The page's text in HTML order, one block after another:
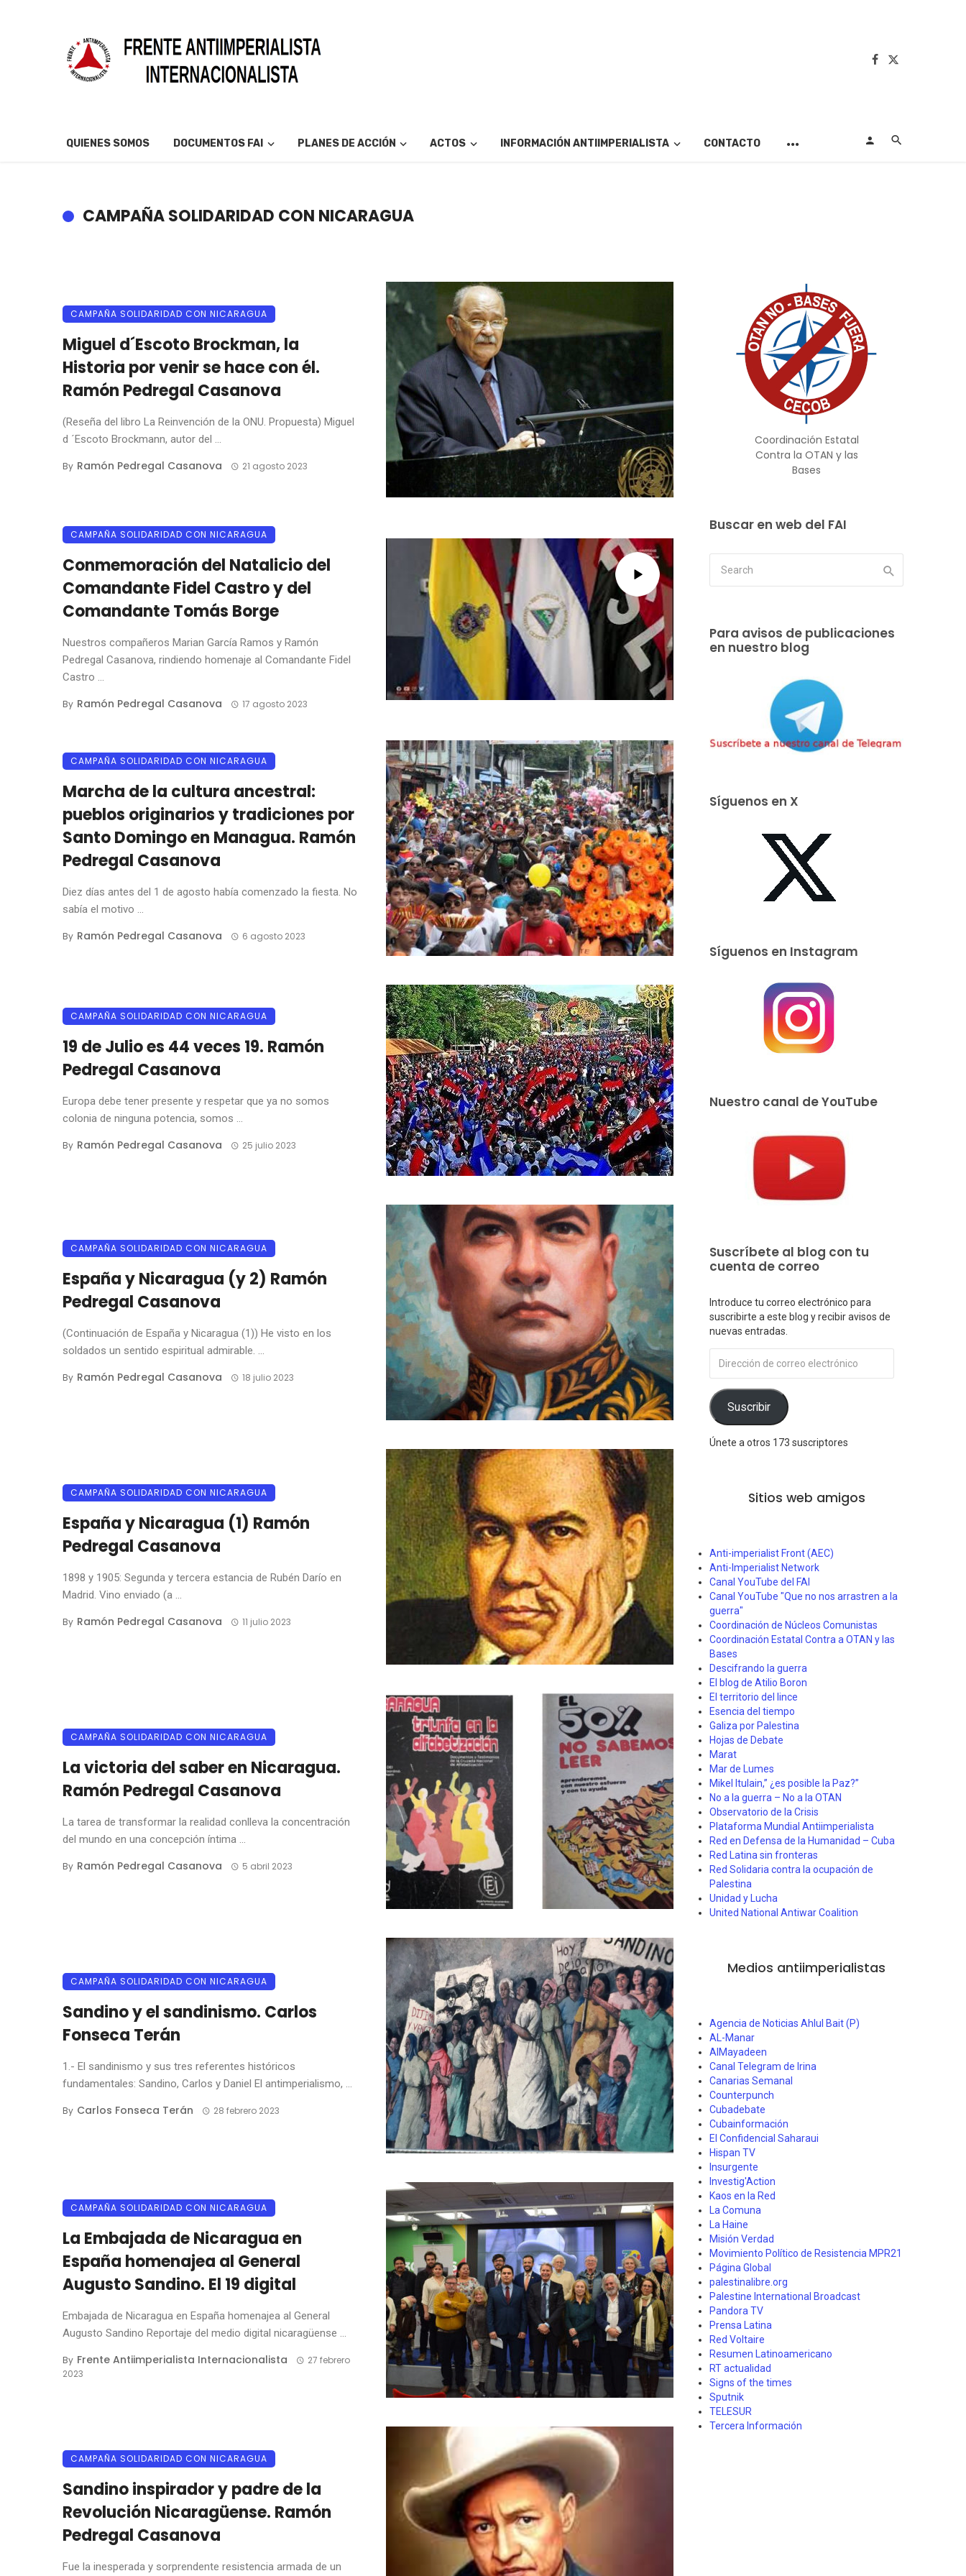
QUIENES SOMOS DOCUMENTOS FAI PLANES DE ACCIÓN ACTOS INFORMACIÓN ANTIIMPERIALISTA CONTACTO
CAMPAÑA SOLIDARIDAD CON NICARAGUA
CAMPAÑA SOLIDARIDAD CON NICARAGUA
Miguel d´Escoto Brockman, la
Historia por venir se hace con él.
Ramón Pedregal Casanova
(Reseña del libro La Reinvención de la ONU. Propuesta) Miguel
d ´Escoto Brockmann, autor del ...
By Ramón Pedregal Casanova 21 agosto 2023
CAMPAÑA SOLIDARIDAD CON NICARAGUA
Conmemoración del Natalicio del
Comandante Fidel Castro y del
Comandante Tomás Borge
Nuestros compañeros Marian García Ramos y Ramón
Pedregal Casanova, rindiendo homenaje al Comandante Fidel
Castro ...
By Ramón Pedregal Casanova 17 agosto 2023
CAMPAÑA SOLIDARIDAD CON NICARAGUA
Marcha de la cultura ancestral:
pueblos originarios y tradiciones por
Santo Domingo en Managua. Ramón
Pedregal Casanova
Diez días antes del 1 de agosto había comenzado la fiesta. No
sabía el motivo ...
By Ramón Pedregal Casanova 6 agosto 2023
CAMPAÑA SOLIDARIDAD CON NICARAGUA
19 de Julio es 44 veces 19. Ramón
Pedregal Casanova
Europa debe tener presente y respetar que ya no somos
colonia de ninguna potencia, somos ...
By Ramón Pedregal Casanova 25 julio 2023
CAMPAÑA SOLIDARIDAD CON NICARAGUA
España y Nicaragua (y 2) Ramón
Pedregal Casanova
(Continuación de España y Nicaragua (1)) He visto en los
soldados un sentido espiritual admirable. ...
By Ramón Pedregal Casanova 18 julio 2023
CAMPAÑA SOLIDARIDAD CON NICARAGUA
España y Nicaragua (1) Ramón
Pedregal Casanova
1898 y 1905: Segunda y tercera estancia de Rubén Darío en
Madrid. Vino enviado (a ...
By Ramón Pedregal Casanova 11 julio 2023
CAMPAÑA SOLIDARIDAD CON NICARAGUA
La victoria del saber en Nicaragua.
Ramón Pedregal Casanova
La tarea de transformar la realidad conlleva la concentración
del mundo en una concepción íntima ...
By Ramón Pedregal Casanova 5 abril 2023
CAMPAÑA SOLIDARIDAD CON NICARAGUA
Sandino y el sandinismo. Carlos
Fonseca Terán
1.- El sandinismo y sus tres referentes históricos
fundamentales: Sandino, Carlos y Daniel El antimperialismo, ...
By Carlos Fonseca Terán 28 febrero 2023
CAMPAÑA SOLIDARIDAD CON NICARAGUA
La Embajada de Nicaragua en
España homenajea al General
Augusto Sandino. El 19 digital
Embajada de Nicaragua en España homenajea al General
Augusto Sandino Reportaje del medio digital nicaragüense ...
By Frente Antiimperialista Internacionalista
27 febrero
2023
CAMPAÑA SOLIDARIDAD CON NICARAGUA
Sandino inspirador y padre de la
Revolución Nicaragüense. Ramón
Pedregal Casanova
Fue la inesperada y sorprendente resistencia armada de un
Coordinación Estatal
Contra la OTAN y las
Bases
Buscar en web del FAI
Para avisos de publicaciones
en nuestro blog
Síguenos en X
Síguenos en Instagram
Nuestro canal de YouTube
Suscríbete al blog con tu
cuenta de correo
Introduce tu correo electrónico para
suscribirte a este blog y recibir avisos de
nuevas entradas.
de
electrónico
Suscribir
Únete a otros 173 suscriptores
Sitios web amigos
Anti-imperialist Front (AEC)
Anti-Imperialist Network
Canal YouTube del FAI
Canal YouTube "Que no nos arrastren a la
guerra"
Coordinación de Núcleos Comunistas
Coordinación Estatal Contra a OTAN y las
Bases
Descifrando la guerra
El blog de Atilio Boron
El territorio del lince
Esencia del tiempo
Galiza por Palestina
Hojas de Debate
Marat
Mar de Lumes
Mikel Itulain,” ¿es posible la Paz?”
No a la guerra – No a la OTAN
Observatorio de la Crisis
Plataforma Mundial Antiimperialista
Red en Defensa de la Humanidad – Cuba
Red Latina sin fronteras
Red Solidaria contra la ocupación de
Palestina
Unidad y Lucha
United National Antiwar Coalition
Medios antiimperialistas
Agencia de Noticias Ahlul Bait (P)
AL-Manar
AlMayadeen
Canal Telegram de Irina
Canarias Semanal
Counterpunch
Cubadebate
Cubainformación
El Confidencial Saharaui
Hispan TV
Insurgente
Investig'Action
Kaos en la Red
La Comuna
La Haine
Misión Verdad
Movimiento Político de Resistencia MPR21
Página Global
palestinalibre.org
Palestine International Broadcast
Pandora TV
Prensa Latina
Red Voltaire
Resumen Latinoamericano
RT actualidad
Signs of the times
Sputnik
TELESUR
Tercera Información